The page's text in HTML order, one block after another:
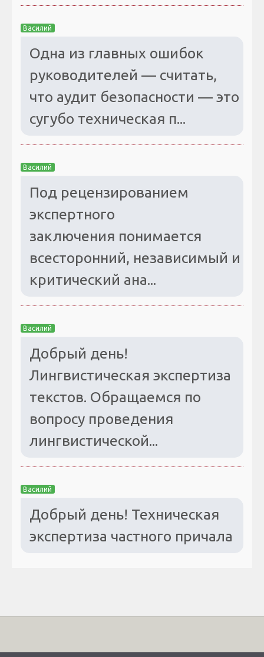
Василий
Одна из главных ошибок
руководителей — считать,
что аудит безопасности — это
сугубо техническая п...
Василий
Под рецензированием
экспертного
заключения понимается
всесторонний, независимый и
критический ана...
Василий
Добрый день!
Лингвистическая экспертиза
текстов. Обращаемся по
вопросу проведения
лингвистической...
Василий
Добрый день! Техническая
экспертиза частного причала